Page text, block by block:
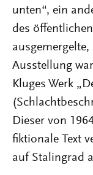
unten“, ein
des
Ausstellung
Kluges Werk
Dieser von
fiktionale Text
auf Stalingrad